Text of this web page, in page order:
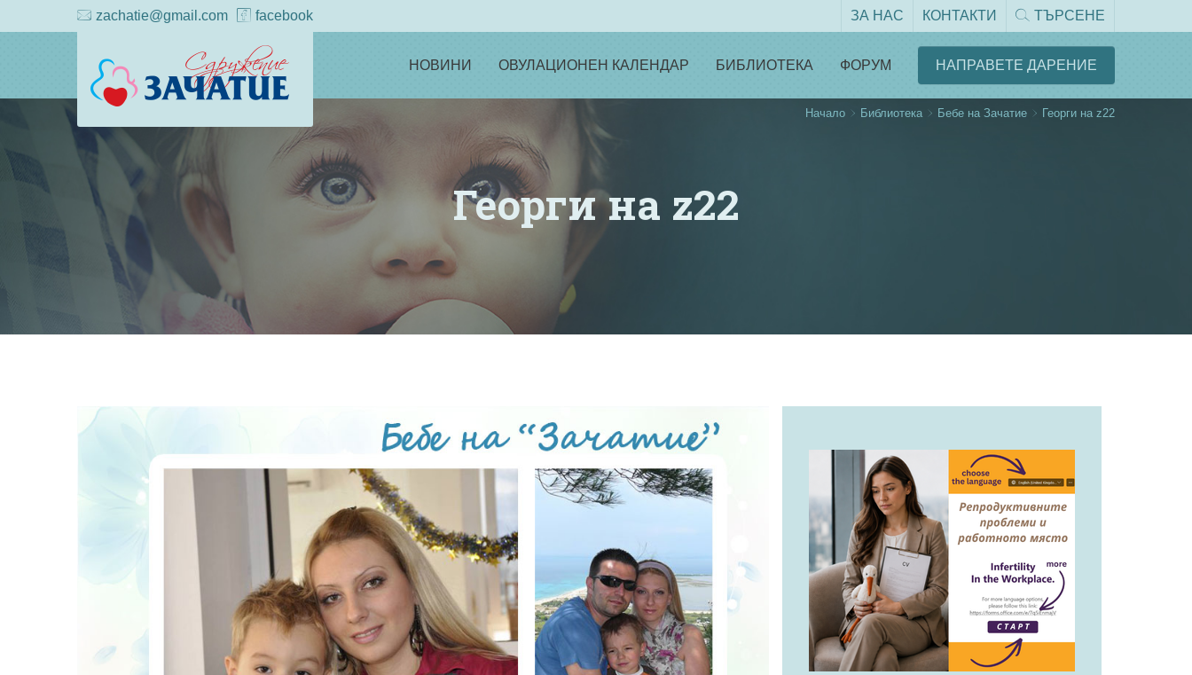
zachatie@gmail.com facebook ЗА НАС КОНТАКТИ ТЪРСЕНЕ
НОВИНИ ОВУЛАЦИОНЕН КАЛЕНДАР БИБЛИОТЕКА ФОРУМ НАПРАВЕТЕ ДАРЕНИЕ
Начало Библиотека Бебе на Зачатие Георги на z22
Георги на z22